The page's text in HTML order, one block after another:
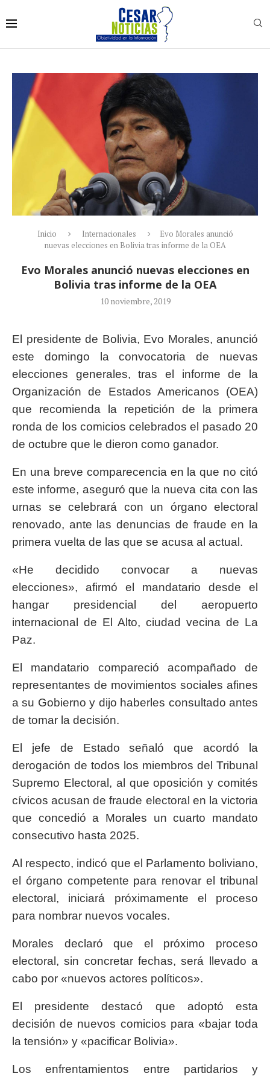
Inicio Internacionales
Evo Morales anunció
nuevas elecciones en Bolivia tras informe de la OEA
Evo Morales anunció nuevas elecciones en
Bolivia tras informe de la OEA
10 noviembre, 2019
El presidente de Bolivia, Evo Morales, anunció
este domingo la convocatoria de nuevas
elecciones generales, tras el informe de la
Organización de Estados Americanos (OEA)
que recomienda la repetición de la primera
ronda de los comicios celebrados el pasado 20
de octubre que le dieron como ganador.
En una breve comparecencia en la que no citó
este informe, aseguró que la nueva cita con las
urnas se celebrará con un órgano electoral
renovado, ante las denuncias de fraude en la
primera vuelta de las que se acusa al actual.
«He decidido convocar a nuevas
elecciones», afirmó el mandatario desde el
hangar presidencial del aeropuerto
internacional de El Alto, ciudad vecina de La
Paz.
El mandatario compareció acompañado de
representantes de movimientos sociales afines
a su Gobierno y dijo haberles consultado antes
de tomar la decisión.
El jefe de Estado señaló que acordó la
derogación de todos los miembros del Tribunal
Supremo Electoral, al que oposición y comités
cívicos acusan de fraude electoral en la victoria
que concedió a Morales un cuarto mandato
consecutivo hasta 2025.
Al respecto, indicó que el Parlamento boliviano,
el órgano competente para renovar el tribunal
electoral, iniciará próximamente el proceso
para nombrar nuevos vocales.
Morales declaró que el próximo proceso
electoral, sin concretar fechas, será llevado a
cabo por «nuevos actores políticos».
El presidente destacó que adoptó esta
decisión de nuevos comicios para «bajar toda
la tensión» y «pacificar Bolivia».
Los enfrentamientos entre partidarios y